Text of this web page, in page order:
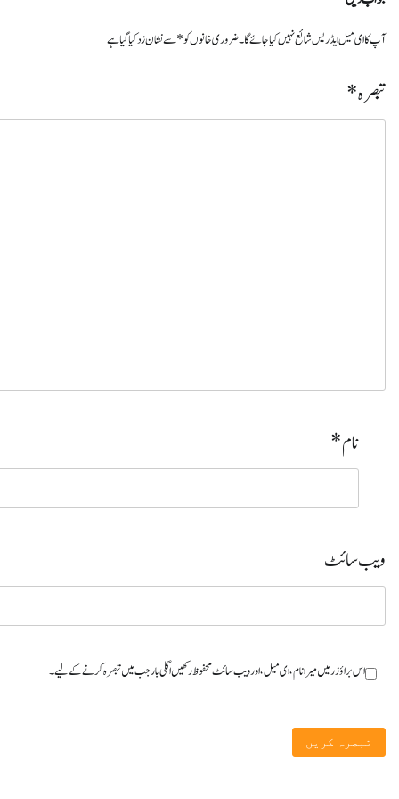
آپ کا ای میل ایڈریس شائع نہیں کیا جائے گا۔ضروری خانوں کو*سے نشان زد کیا گیا ہے
تبصرہ*
نام*
ویب‌ سائٹ
اس براؤزر میں میرا نام، ای میل، اور ویب سائٹ محفوظ رکھیں اگلی بار جب میں تبصرہ کرنے کےلیے۔